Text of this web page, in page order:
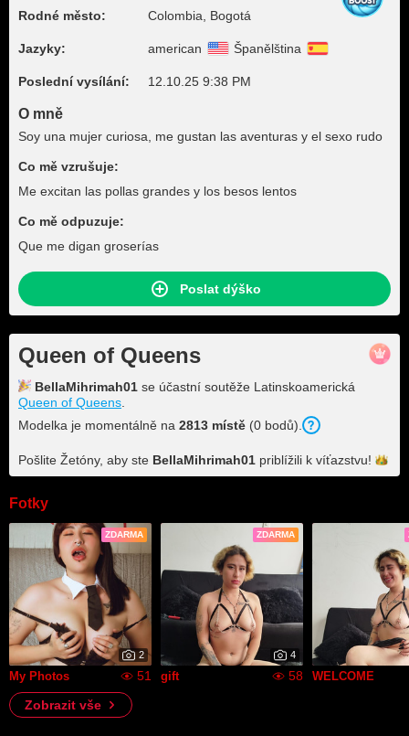
Rodné město: Colombia, Bogotá
Jazyky: american Španělština
Poslední vysílání: 12.10.25 9:38 PM
O mně
Soy una mujer curiosa, me gustan las aventuras y el sexo rudo
Co mě vzrušuje:
Me excitan las pollas grandes y los besos lentos
Co mě odpuzuje:
Que me digan groserías
Poslat dýško
Queen of Queens
BellaMihrimah01 se účastní soutěže Latinskoamerická
Queen of Queens
Modelka je momentálně na 2813 místě (0 bodů).
Pošlite Žetóny, aby ste BellaMihrimah01 priblížili k víťazstvu!
Fotky
ZDARMA
2
My Photos 51
ZDARMA
4
gift 58 WELCOME
Zobrazit vše